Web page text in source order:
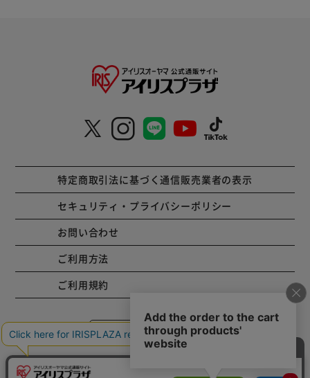
特定商取引法に基づく通信販売業者の表示
セキュリティ・プライバシーポリシー
お問い合わせ
ご利用方法
ご利用規約
コーポレートサイト